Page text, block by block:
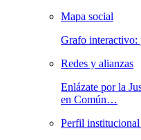
Mapa social
Grafo
Redes y alianzas
Enlázate por la
en Común…
Perfil